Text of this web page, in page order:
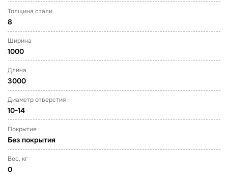
Толщина стали
8
Ширина
1000
Длина
3000
Диаметр отверстия
10-14
Покрытие
Без покрытия
Вес, кг
0